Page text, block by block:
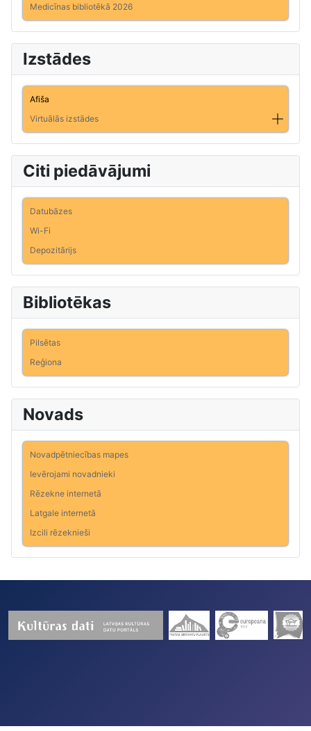
Medicīnas bibliotēkā 2026
Izstādes
Afiša
Virtuālās izstādes
Citi piedāvājumi
Datubāzes
Wi-Fi
Depozitārijs
Bibliotēkas
Pilsētas
Reģiona
Novads
Novadpētniecības mapes
Ievērojami novadnieki
Rēzekne internetā
Latgale internetā
Izcili rēzeknieši